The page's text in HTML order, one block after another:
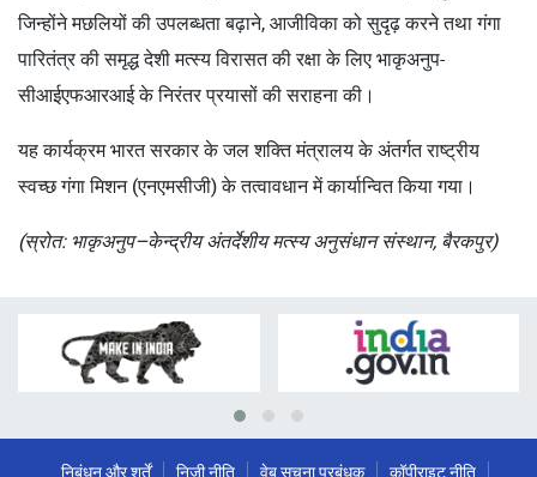
जिन्होंने मछलियों की उपलब्धता बढ़ाने, आजीविका को सुदृढ़ करने तथा गंगा
पारितंत्र की समृद्ध देशी मत्स्य विरासत की रक्षा के लिए भाकृअनुप-
सीआईएफआरआई के निरंतर प्रयासों की सराहना की।
यह कार्यक्रम भारत सरकार के जल शक्ति मंत्रालय के अंतर्गत राष्ट्रीय
स्वच्छ गंगा मिशन (एनएमसीजी) के तत्वावधान में कार्यान्वित किया गया।
(स्रोत: भाकृअनुप–केन्द्रीय अंतर्देशीय मत्स्य अनुसंधान संस्थान, बैरकपुर)
निबंधन और शर्तें निजी नीति वेब सूचना प्रबंधक कॉपीराइट नीति